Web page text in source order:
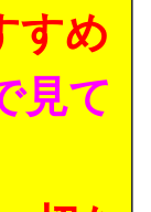
すめ
見て